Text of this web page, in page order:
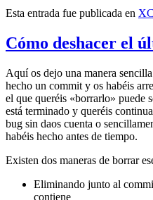
Esta entrada fue publicada en
Cómo deshacer el
Aquí os dejo una manera
hecho un commit y os habéis
el que queréis «borrarlo» puede
está terminado y queréis
bug sin daos cuenta o
habéis hecho antes de tiempo.
Existen dos maneras de borrar
Eliminando junto al
contiene